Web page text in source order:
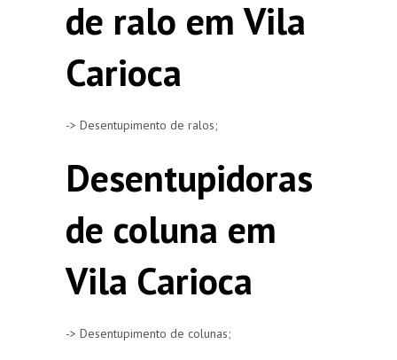
de ralo em Vila
Carioca
-> Desentupimento de ralos;
Desentupidoras
de coluna em
Vila Carioca
-> Desentupimento de colunas;